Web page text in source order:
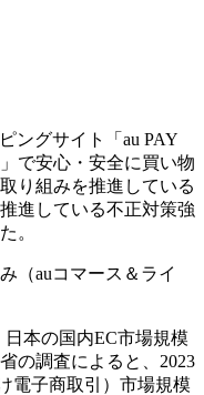
ングサイト「au PAY
で安心・安全に買い物
り組みを推進している
進している不正対策強
。
（auコマース＆ライ
本の国内EC市場規模
の調査によると、2023
電子商取引）市場規模